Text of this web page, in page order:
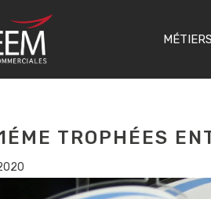
MÉTIERS
TROPHÉES